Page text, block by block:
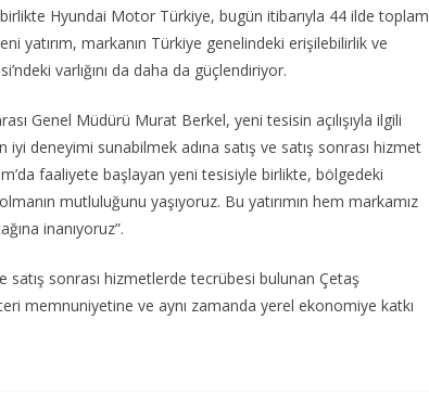
Hyundai Motor Türkiye, bugün itibarıyla 44 ilde toplam
yatırım, markanın Türkiye genelindeki erişilebilirlik ve
varlığını da daha da güçlendiriyor.
Genel Müdürü Murat Berkel, yeni tesisin açılışıyla ilgili
deneyimi sunabilmek adına satış ve satış sonrası hizmet
faaliyete başlayan yeni tesisiyle birlikte, bölgedeki
mutluluğunu yaşıyoruz. Bu yatırımın hem markamız
inanıyoruz”.
satış sonrası hizmetlerde tecrübesi bulunan Çetaş
memnuniyetine ve aynı zamanda yerel ekonomiye katkı